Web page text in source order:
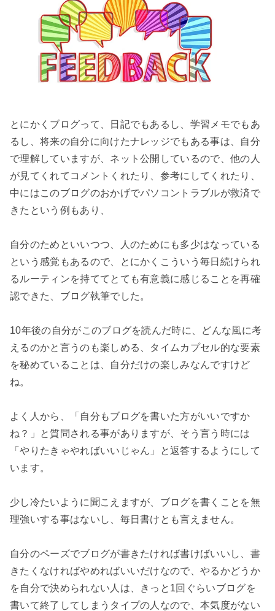
とにかくブログって、日記でもあるし、学習メモでもあ
るし、将来の自分に向けたナレッジでもある事は、自分
で理解していますが、ネット公開しているので、他の人
が見てくれてコメントくれたり、参考にしてくれたり、
中にはこのブログのおかげでパソコントラブルが救済で
きたという例もあり、
自分のためといいつつ、人のためにも多少はなっている
という感覚もあるので、とにかくこういう毎日続けられ
るルーティンを持ててとても有意義に感じることを再確
認できた、ブログ執筆でした。
10年後の自分がこのブログを読んだ時に、どんな風に考
えるのかと言うのも楽しめる、タイムカプセル的な要素
を秘めていることは、自分だけの楽しみなんですけど
ね。
よく人から、「自分もブログを書いた方がいいですか
ね？」と質問される事がありますが、そう言う時には
「やりたきゃやればいいじゃん」と返答するようにして
います。
少し冷たいように聞こえますが、ブログを書くことを無
理強いする事はないし、毎日書けとも言えません。
自分のペーズでブログが書きたければ書けばいいし、書
きたくなければやめればいいだけなので、やるかどうか
を自分で決められない人は、きっと1回ぐらいブログを
書いて終了してしまうタイプの人なので、本気度がない